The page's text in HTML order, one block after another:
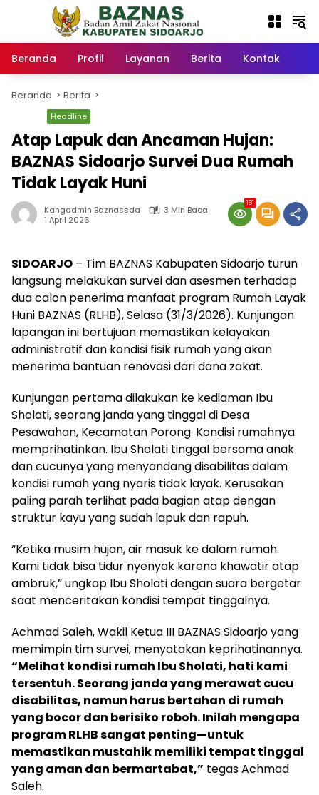
Beranda
Profil Layanan Berita Kontak
Beranda Berita
Headline
Atap Lapuk dan Ancaman Hujan:
BAZNAS Sidoarjo Survei Dua Rumah
Tidak Layak Huni
Kangadmin Baznassda
3 Min Baca
1 April 2026
181
SIDOARJO – Tim BAZNAS Kabupaten Sidoarjo turun
langsung melakukan survei dan asesmen terhadap
dua calon penerima manfaat program Rumah Layak
Huni BAZNAS (RLHB), Selasa (31/3/2026). Kunjungan
lapangan ini bertujuan memastikan kelayakan
administratif dan kondisi fisik rumah yang akan
menerima bantuan renovasi dari dana zakat.
Kunjungan pertama dilakukan ke kediaman Ibu
Sholati, seorang janda yang tinggal di Desa
Pesawahan, Kecamatan Porong. Kondisi rumahnya
memprihatinkan. Ibu Sholati tinggal bersama anak
dan cucunya yang menyandang disabilitas dalam
kondisi rumah yang nyaris tidak layak. Kerusakan
paling parah terlihat pada bagian atap dengan
struktur kayu yang sudah lapuk dan rapuh.
“Ketika musim hujan, air masuk ke dalam rumah.
Kami tidak bisa tidur nyenyak karena khawatir atap
ambruk,” ungkap Ibu Sholati dengan suara bergetar
saat menceritakan kondisi tempat tinggalnya.
Achmad Saleh, Wakil Ketua III BAZNAS Sidoarjo yang
memimpin tim survei, menyatakan keprihatinannya.
“Melihat kondisi rumah Ibu Sholati, hati kami
tersentuh. Seorang janda yang merawat cucu
disabilitas, namun harus bertahan di rumah
yang bocor dan berisiko roboh. Inilah mengapa
program RLHB sangat penting—untuk
memastikan mustahik memiliki tempat tinggal
yang aman dan bermartabat,” tegas Achmad
Saleh.